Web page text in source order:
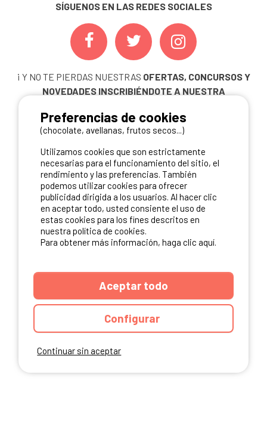
SÍGUENOS EN LAS REDES SOCIALES
¡ Y NO TE PIERDAS NUESTRAS OFERTAS, CONCURSOS Y
NOVEDADES INSCRIBIÉNDOTE A NUESTRA
ME INSCRIBO
NUESTROS PARTNERS
Continuar sin aceptar
Preferencias de cookies
(chocolate, avellanas, frutos secos...)
Utilizamos cookies que son estrictamente
necesarias para el funcionamiento del sitio, el
rendimiento y las preferencias. También
podemos utilizar cookies para ofrecer
publicidad dirigida a los usuarios. Al hacer clic
en aceptar todo, usted consiente el uso de
estas cookies para los fines descritos en
nuestra política de cookies.
Para obtener más información, haga clic aquí.
Aceptar todo
Configurar